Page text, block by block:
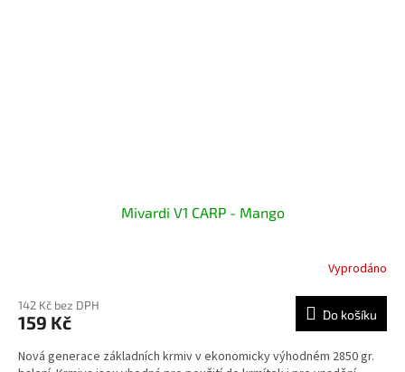
Mivardi V1 CARP - Mango
Vyprodáno
142 Kč bez DPH
159 Kč Do košíku
Nová generace základních krmiv v ekonomicky výhodném 2850 gr.